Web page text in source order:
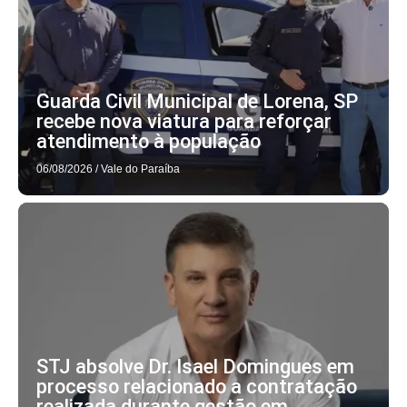
Guarda Civil Municipal de Lorena, SP
recebe nova viatura para reforçar
atendimento à população
06/08/2026 / Vale do Paraíba
STJ absolve Dr. Isael Domingues em
processo relacionado a contratação